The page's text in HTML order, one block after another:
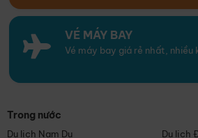
VÉ MÁY BAY
Vé máy bay giá rẻ nhất, nhiều
Trong nước
Du lịch Nam Du
Du lịch